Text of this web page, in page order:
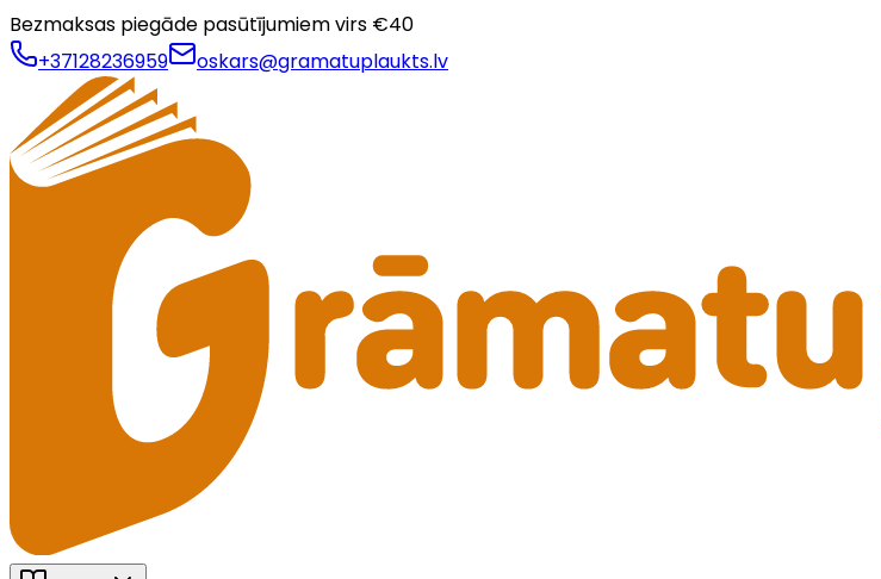
Bezmaksas piegāde pasūtījumiem virs €40
+37128236959
oskars@gramatuplaukts.lv